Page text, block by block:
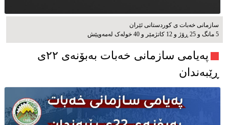
سازمانی خەبات ی كوردستانی ئێران
5 مانگ و 25 ڕۆژ و 12 کاتژمێر و 40 خوله‌ک له‌مه‌وپێش‌
پەیامی سازمانی خەبات بەبۆنەی ۲۲ی
ڕێبەندان